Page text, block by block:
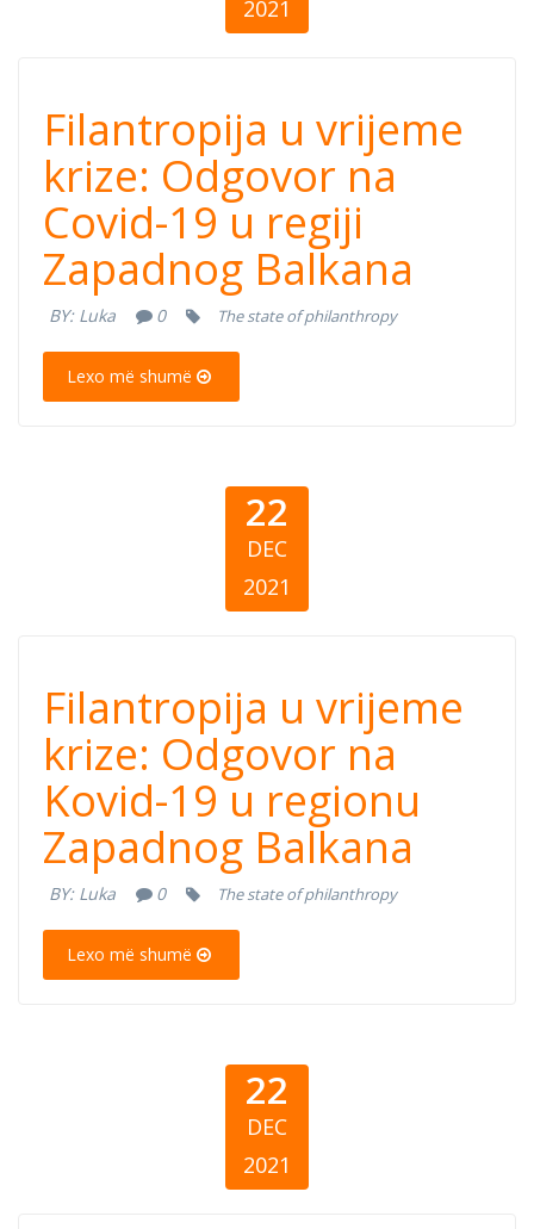
2021
Filantropija u
vremenu krize:
Odgovor na
Covid-19 u regiji
Zapadnog
Balkana
Filantropija u vrijeme
krize: Odgovor na
Covid-19 u regiji
Zapadnog Balkana
BY: Luka 0 The state of philanthropy
Lexo më shumë
22
DEC
2021
Filantropija u
vrijeme krize:
Odgovor na
Kovid-19 u
regionu
Zapadnog
Balkana
Filantropija u vrijeme
krize: Odgovor na
Kovid-19 u regionu
Zapadnog Balkana
BY: Luka 0 The state of philanthropy
Lexo më shumë
22
DEC
2021